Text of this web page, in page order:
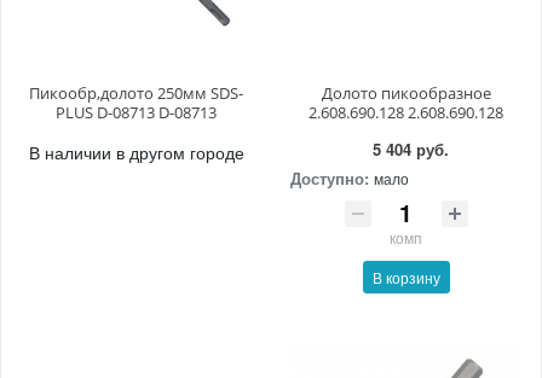
Пикообр,долото 250мм SDS-
PLUS D-08713 D-08713
В наличии в другом городе
Долото пикообразное
2.608.690.128 2.608.690.128
5 404 руб.
Доступно: мало
комп
В корзину